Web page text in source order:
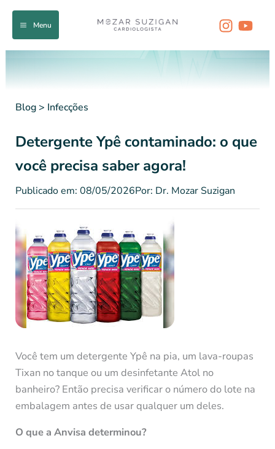
Menu
Blog> Infecções
Detergente Ypê contaminado: o que
você precisa saber agora!
Publicado em: 08/05/2026Por: Dr. Mozar Suzigan
Você tem um detergente Ypê na pia, um lava-roupas
Tixan no tanque ou um desinfetante Atol no
banheiro? Então precisa verificar o número do lote na
embalagem antes de usar qualquer um deles.
O que a Anvisa determinou?